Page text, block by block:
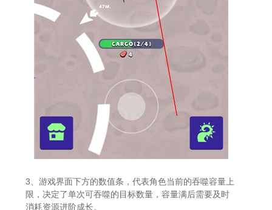
3、游戏界面下方的数值条，代表角色当前的吞噬容量上
限，决定了单次可吞噬的目标数量，容量满后需要及时
消耗资源进阶成长。